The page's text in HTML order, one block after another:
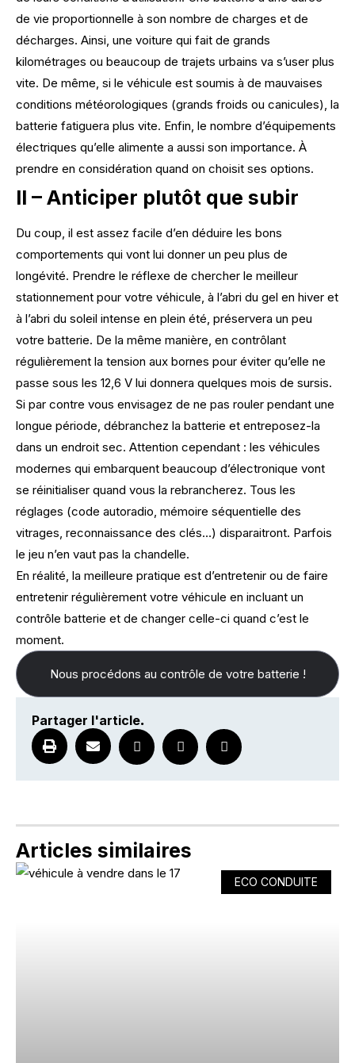
de vie proportionnelle à son nombre de charges et de
décharges. Ainsi, une voiture qui fait de grands
kilométrages ou beaucoup de trajets urbains va s’user plus
vite. De même, si le véhicule est soumis à de mauvaises
conditions météorologiques (grands froids ou canicules), la
batterie fatiguera plus vite. Enfin, le nombre d’équipements
électriques qu’elle alimente a aussi son importance. À
prendre en considération quand on choisit ses options.
II – Anticiper plutôt que subir
Du coup, il est assez facile d’en déduire les bons
comportements qui vont lui donner un peu plus de
longévité. Prendre le réflexe de chercher le meilleur
stationnement pour votre véhicule, à l’abri du gel en hiver et
à l’abri du soleil intense en plein été, préservera un peu
votre batterie. De la même manière, en contrôlant
régulièrement la tension aux bornes pour éviter qu’elle ne
passe sous les 12,6 V lui donnera quelques mois de sursis.
Si par contre vous envisagez de ne pas rouler pendant une
longue période, débranchez la batterie et entreposez-la
dans un endroit sec. Attention cependant : les véhicules
modernes qui embarquent beaucoup d’électronique vont
se réinitialiser quand vous la rebrancherez. Tous les
réglages (code autoradio, mémoire séquentielle des
vitrages, reconnaissance des clés…) disparaitront. Parfois
le jeu n’en vaut pas la chandelle.
En réalité, la meilleure pratique est d’entretenir ou de faire
entretenir régulièrement votre véhicule en incluant un
contrôle batterie et de changer celle-ci quand c’est le
moment.
Nous procédons au contrôle de votre batterie !
Partager l'article.
Articles similaires
ECO CONDUITE